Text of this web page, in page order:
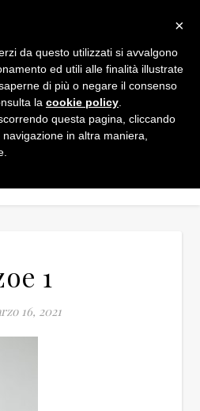
1
16, 2021
×
da questo utilizzati si avvalgono
ed utili alle finalità illustrate
di più o negare il consenso
la cookie policy
questa pagina, cliccando
in altra maniera,